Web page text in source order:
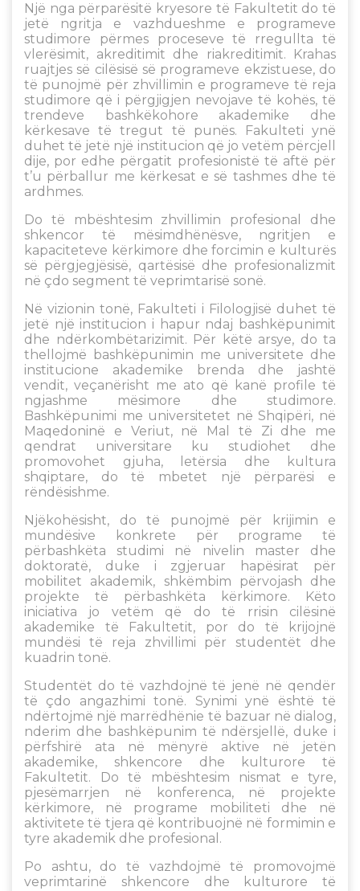
Një nga përparësitë kryesore të Fakultetit do të
jetë ngritja e vazhdueshme e programeve
studimore përmes proceseve të rregullta të
vlerësimit, akreditimit dhe riakreditimit. Krahas
ruajtjes së cilësisë së programeve ekzistuese, do
të punojmë për zhvillimin e programeve të reja
studimore që i përgjigjen nevojave të kohës, të
trendeve bashkëkohore akademike dhe
kërkesave të tregut të punës. Fakulteti ynë
duhet të jetë një institucion që jo vetëm përcjell
dije, por edhe përgatit profesionistë të aftë për
t’u përballur me kërkesat e së tashmes dhe të
ardhmes.
Do të mbështesim zhvillimin profesional dhe
shkencor të mësimdhënësve, ngritjen e
kapaciteteve kërkimore dhe forcimin e kulturës
së përgjegjësisë, qartësisë dhe profesionalizmit
në çdo segment të veprimtarisë sonë.
Në vizionin tonë, Fakulteti i Filologjisë duhet të
jetë një institucion i hapur ndaj bashkëpunimit
dhe ndërkombëtarizimit. Për këtë arsye, do ta
thellojmë bashkëpunimin me universitete dhe
institucione akademike brenda dhe jashtë
vendit, veçanërisht me ato që kanë profile të
ngjashme mësimore dhe studimore.
Bashkëpunimi me universitetet në Shqipëri, në
Maqedoninë e Veriut, në Mal të Zi dhe me
qendrat universitare ku studiohet dhe
promovohet gjuha, letërsia dhe kultura
shqiptare, do të mbetet një përparësi e
rëndësishme.
Njëkohësisht, do të punojmë për krijimin e
mundësive konkrete për programe të
përbashkëta studimi në nivelin master dhe
doktoratë, duke i zgjeruar hapësirat për
mobilitet akademik, shkëmbim përvojash dhe
projekte të përbashkëta kërkimore. Këto
iniciativa jo vetëm që do të rrisin cilësinë
akademike të Fakultetit, por do të krijojnë
mundësi të reja zhvillimi për studentët dhe
kuadrin tonë.
Studentët do të vazhdojnë të jenë në qendër
të çdo angazhimi tonë. Synimi ynë është të
ndërtojmë një marrëdhënie të bazuar në dialog,
nderim dhe bashkëpunim të ndërsjellë, duke i
përfshirë ata në mënyrë aktive në jetën
akademike, shkencore dhe kulturore të
Fakultetit. Do të mbështesim nismat e tyre,
pjesëmarrjen në konferenca, në projekte
kërkimore, në programe mobiliteti dhe në
aktivitete të tjera që kontribuojnë në formimin e
tyre akademik dhe profesional.
Po ashtu, do të vazhdojmë të promovojmë
veprimtarinë shkencore dhe kulturore të